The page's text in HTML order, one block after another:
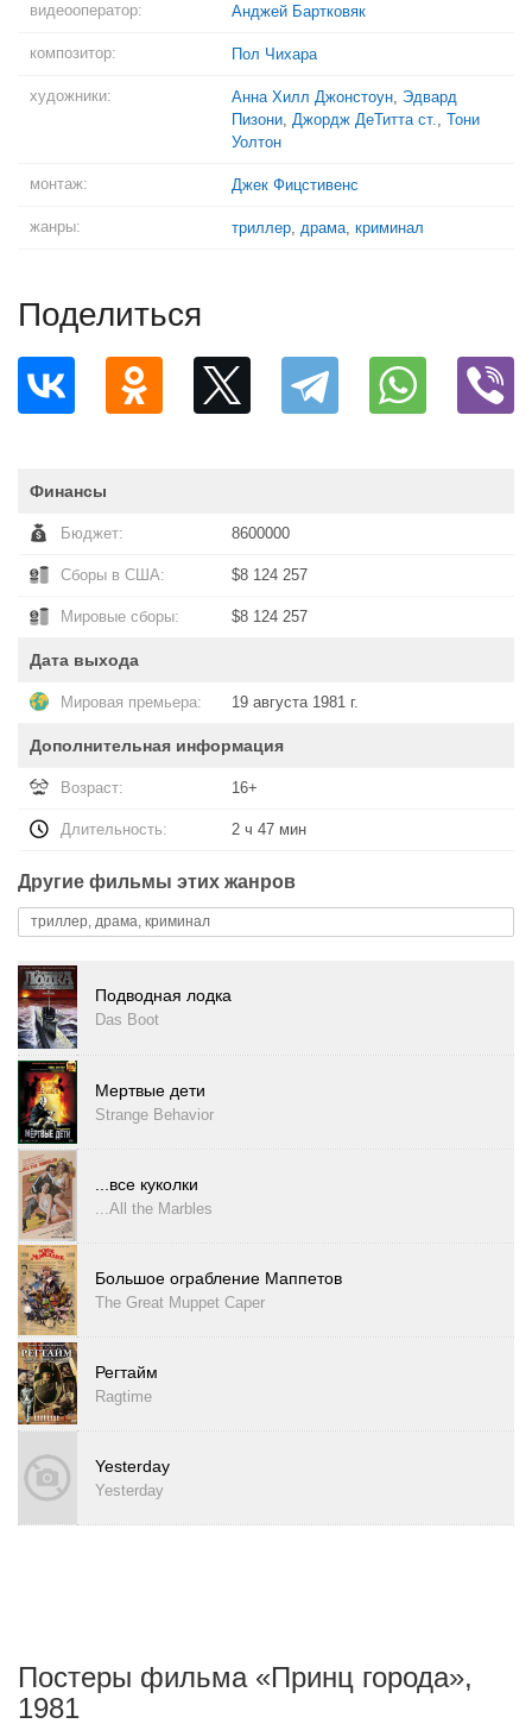
видеооператор: Анджей Бартковяк
композитор: Пол Чихара
художники: Анна Хилл Джонстоун, Эдвард
Пизони, Джордж ДеТитта ст., Тони
Уолтон
монтаж: Джек Фицстивенс
жанры: триллер, драма, криминал
Поделиться
Финансы
Бюджет: 8600000
Сборы в США: $8 124 257
Мировые сборы: $8 124 257
Дата выхода
Мировая премьера: 19 августа 1981 г.
Дополнительная информация
Возраст: 16+
Длительность: 2 ч 47 мин
Другие фильмы этих жанров
триллер, драма, криминал
Подводная лодка
Das Boot
Мертвые дети
Strange Behavior
...все куколки
...All the Marbles
Большое ограбление Маппетов
The Great Muppet Caper
Регтайм
Ragtime
Yesterday
Yesterday
Постеры фильма «Принц города»,
1981